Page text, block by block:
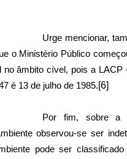
Urge mencionar,
o Ministério Público
no âmbito cível, pois a LACP
é 13 de julho de 1985.[6]
Por fim, sobre a
observou-se ser
pode ser